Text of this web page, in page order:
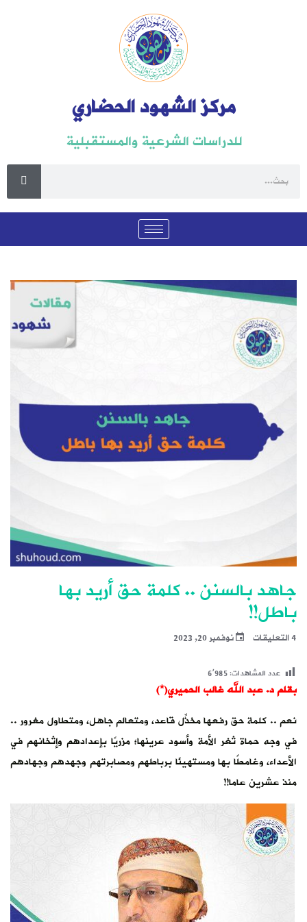
مركز الشهود الحضاري
للدراسات الشرعية والمستقبلية
جاهد بالسنن .. كلمة حق أريد بها
باطل!!
4 التعليقات نوفمبر 20, 2023
عدد المشاهدات:6٬985
بقلم د. عبد الله غالب الحميري(*)
نعم .. كلمة حق رفعها مخذِّل قاعد، ومتعالم جاهل، ومتطاول مغرور ..
في وجه حماة ثغر الأمة وأسود عرينها؛ مزريًا بإعدادهم وإثخانهم في
الأعداء، وغامطًا بها ومستهينًا برباطهم ومصابرتهم وجهدهم وجهادهم
منذ عشرين عاما!!